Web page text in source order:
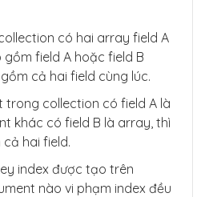
có hai array field A
field A hoặc field B
cả hai field cùng lúc.
trong collection có field A là
khác có field B là array, thì
hai field.
index được tạo trên
nào vi phạm index đều